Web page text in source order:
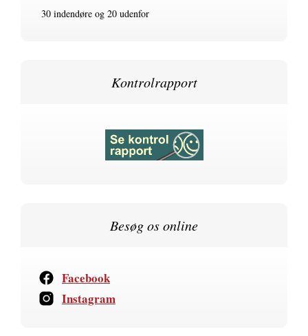
30 indendøre og 20 udenfor
Kontrolrapport
Besøg os online
Facebook
Instagram